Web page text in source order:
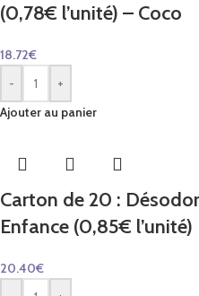
(0,78€ l’unité) – Coco
18.72€
-
+
Ajouter au panier
Carton de 20 :
Enfance (0,85€ l’unité)
20.40€